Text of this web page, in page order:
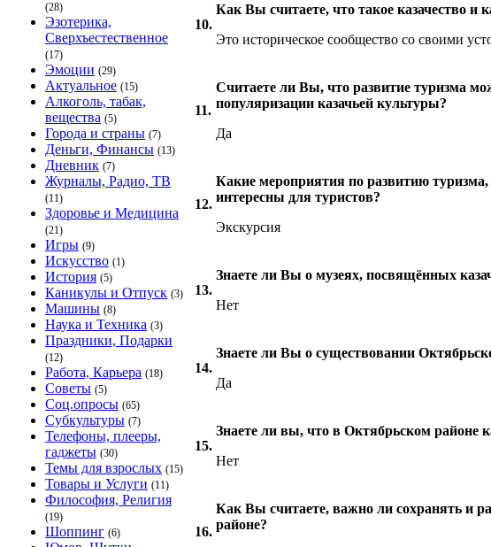
(28)
Эзотерика,
Сверхъестественное
(17)
Эмоции (29)
Актуальное (15)
Алкоголь, табак,
вещества (5)
Города и страны (7)
Деньги, Финансы (13)
Дневник (7)
Журналы, Радио, ТВ
(11)
Здоровье и Медицина
(21)
Игры (9)
Искусство (1)
История (5)
Каникулы и Отпуск (3)
Машины (8)
Наука и Техника (3)
Праздники, Подарки
(12)
Работа, Карьера (18)
Советы (5)
Соц.опросы (65)
Субкультуры (7)
Телефоны, плееры,
гаджеты (30)
Темы для взрослых (15)
Товары и Услуги (11)
Философия, Религия
(19)
Шоппинг (6)
10.
Как Вы считаете, что такое казачество и
Это историческое сообщество со своими
11.
Считаете ли Вы, что развитие туризма
популяризации казачьей культуры?
Да
12.
Какие мероприятия по развитию
интересны для туристов?
Экскурсия
13.
Знаете ли Вы о музеях, посвящённых
Нет
14.
Знаете ли Вы о существовании
Да
15.
Знаете ли вы, что в Октябрьском районе
Нет
16.
Как Вы считаете, важно ли сохранять и
районе?